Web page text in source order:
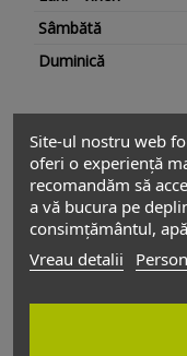
Sâmbătă
Duminică
Descriere
Suport
pentru
Häfele
Suport aplicat
Site-ul nostru web
oferi o experiență
recomandăm să
a vă bucura pe
consimțământul,
Vreau detalii